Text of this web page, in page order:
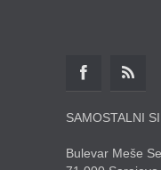
SAMOSTALNI
Bulevar Meše